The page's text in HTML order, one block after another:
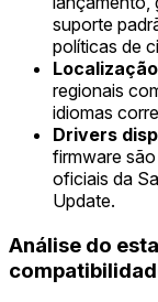
suporte
políticas de
regionais
idiomas
Drivers
firmware
oficiais da
Update.
Análise do